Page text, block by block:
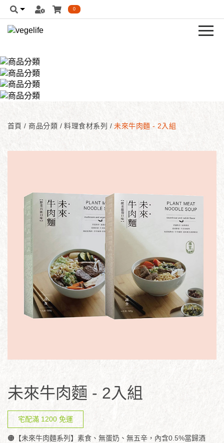
0
首頁/ 商品分類 /料理食材系列 / 未來牛肉麵 - 2入組
未來牛肉麵 - 2入組
宅配滿 1200 免運
🟠【未來牛肉麵系列】素食、無蛋奶、無五辛，內含0.5%當歸酒